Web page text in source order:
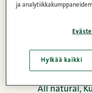
ja
Hylkää kaikki